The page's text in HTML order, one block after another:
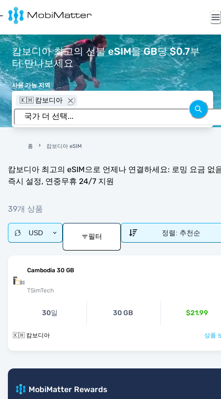
캄보디아 최고의 선불 eSIM을 GB당 $0.7부
터 만나보세요
사용 가능 지역
🇰🇭 캄보디아
홈 캄보디아 eSIM
캄보디아 최고의 eSIM으로 언제나 연결하세요: 로밍 요금 없
즉시 설정, 연중무휴 24/7 지원
39개 상품
USD 필터 정렬: 추천순
Cambodia 30 GB
TSimTech
30일 30 GB $21.99
🇰🇭 캄보디아 상품
MobiMatter Rewards